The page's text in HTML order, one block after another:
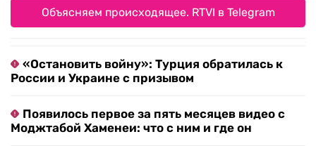
Объясняем происходящее. RTVI в Telegram
«Остановить войну»: Турция обратилась к
России и Украине с призывом
Появилось первое за пять месяцев видео с
Моджтабой Хаменеи: что с ним и где он